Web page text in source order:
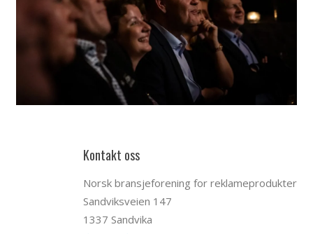
Kontakt oss
Norsk bransjeforening for reklameprodukter
Sandviksveien 147
1337 Sandvika